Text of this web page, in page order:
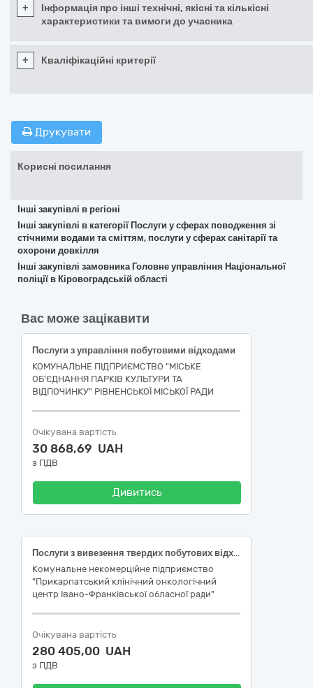
+
Інформація про інші технічні, якісні та кількісні
характеристики та вимоги до учасника
+ Кваліфікаційні критерії
Друкувати
Корисні посилання
Інші закупівлі в регіоні
Інші закупівлі в категорії Послуги у сферах поводження зі
стічними водами та сміттям, послуги у сферах санітарії та
охорони довкілля
Інші закупівлі замовника Головне управління Національної
поліції в Кіровоградській області
Вас може зацікавити
Послуги з управління побутовими відходами
КОМУНАЛЬНЕ ПІДПРИЄМСТВО "МІСЬКЕ
ОБ'ЄДНАННЯ ПАРКІВ КУЛЬТУРИ ТА
ВІДПОЧИНКУ" РІВНЕНСЬКОЇ МІСЬКОЇ РАДИ
Очікувана вартість
30 868,69 UAH
з ПДВ
Дивитись
Послуги з вивезення твердих побутових відходів та послуги з вивезення великогабаритних і ремонтних відходів
Комунальне некомерційне підприємство
"Прикарпатський клінічний онкологічний
центр Івано-Франківської обласної ради"
Очікувана вартість
280 405,00 UAH
з ПДВ